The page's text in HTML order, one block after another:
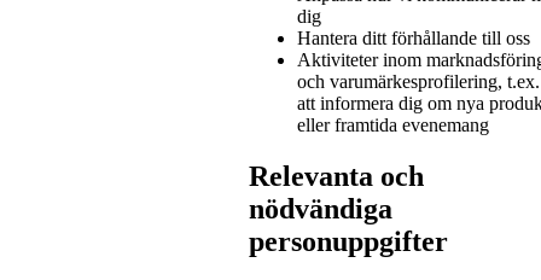
dig
Hantera ditt förhållande till oss
Aktiviteter inom
och varumärkesprofilering,
att informera dig om nya
eller framtida evenemang
Relevanta och
nödvändiga
personuppgifter